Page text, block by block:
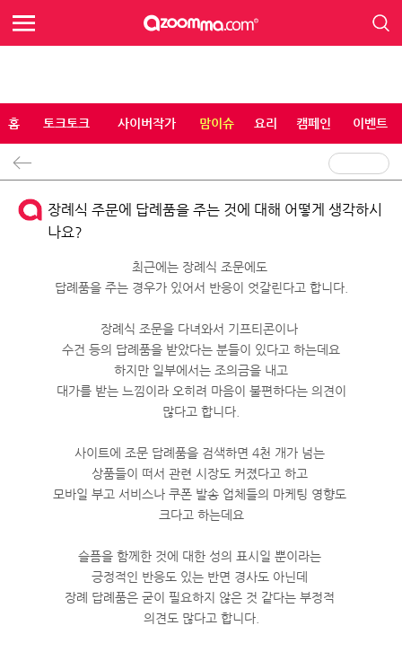
홈 토크토크 사이버작가 맘이슈 요리 캠페인 이벤트
장례식 주문에 답례품을 주는 것에 대해 어떻게 생각하시
나요?
최근에는 장례식 조문에도
답례품을 주는 경우가 있어서 반응이 엇갈린다고 합니다.
장례식 조문을 다녀와서 기프티콘이나
수건 등의 답례품을 받았다는 분들이 있다고 하는데요
하지만 일부에서는 조의금을 내고
대가를 받는 느낌이라 오히려 마음이 불편하다는 의견이
많다고 합니다.
사이트에 조문 답례품을 검색하면 4천 개가 넘는
상품들이 떠서 관련 시장도 커졌다고 하고
모바일 부고 서비스나 쿠폰 발송 업체들의 마케팅 영향도
크다고 하는데요
슬픔을 함께한 것에 대한 성의 표시일 뿐이라는
긍정적인 반응도 있는 반면 경사도 아닌데
장례 답례품은 굳이 필요하지 않은 것 같다는 부정적
의견도 많다고 합니다.